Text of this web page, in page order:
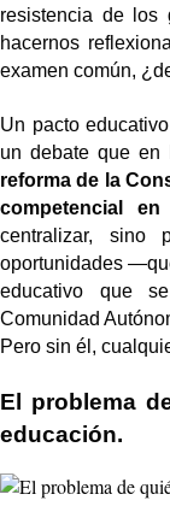
resistencia de los
hacernos
examen común,
Un pacto
un debate que en
reforma de la
competencial en
centralizar, sino
oportunidades
educativo que
Comunidad
Pero sin él,
El problema
educación.